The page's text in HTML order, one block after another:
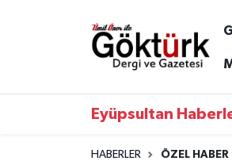
Eyüpsultan
HABERLER ÖZEL HABER
Anne Çocuk
Eyüpsultan Hava Durumu